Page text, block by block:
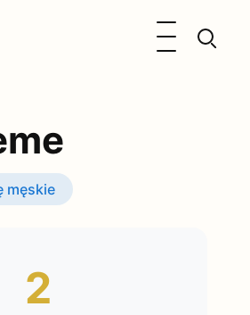
Otwórz menu
Imienin
prezentów
męskie
2